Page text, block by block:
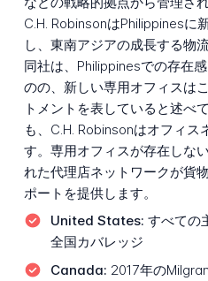
C.H. RobinsonはPhilippinesに
し、東南アジアの成長する物
同社は、Philippinesでの存在
のの、新しい専用オフィスは
トメントを表していると述べ
も、C.H. Robinsonはオフィス
す。専用オフィスが存在しな
れた代理店ネットワークが貨
ポートを提供します。
United States: すべての
全国カバレッジ
Canada: 2017年の